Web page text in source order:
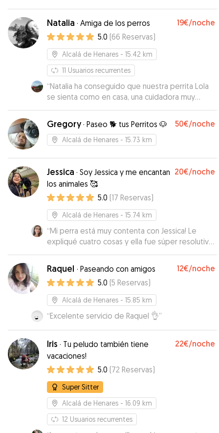
Natalia · Amiga de los perros 19€/noche
5.0 (66 Reservas)
Alcalá de Henares - 15.42 km
11 Usuarios recurrentes
“Natalia ha conseguido que nuestra perrita Lola
se sienta como en casa, una cuidadora muy
recomendable, alguien en quien confiar nuestros
peludos
Gregory· Paseo 🐕 tus Perritos 🐶 50€/noche
Alcalá de Henares - 15.73 km
Jessica · Soy Jessica y me encantan
los animales 🥰
20€/noche
5.0 (17 Reservas)
Alcalá de Henares - 15.74 km
“Mi perra está muy contenta con Jessica! Le
expliqué cuatro cosas y ella fue súper resolutiva
para que el paseo fuese genial y eso que yo no
estaba para explicarle. Se le nota que le gusta
cuidar a los perretes y que todo el mundo esté
contento. La verdad que ha sido una buena
sorpresa! Además está muy disponible y se
agradece. Gracias a ella estoy más tranquila con
que mi perra esté feliz!”
Raquel · Paseando con amigos 12€/noche
5.0 (5 Reservas)
Alcalá de Henares - 15.85 km
“Excelente servicio de Raquel 👌”
Iris · Tu peludo también tiene
vacaciones!
22€/noche
5.0 (72 Reservas)
Super Sitter
Alcalá de Henares - 16.09 km
12 Usuarios recurrentes